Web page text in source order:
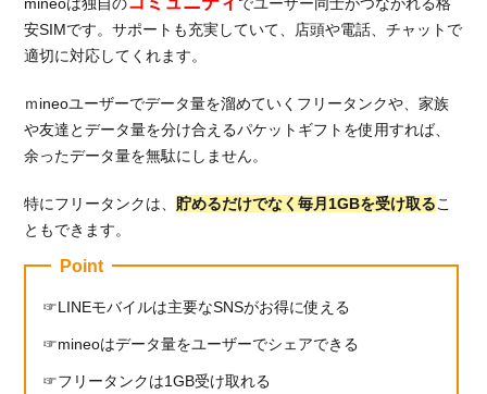
mineoは独自の
でユーザー同士がつながれる格
安SIMです。サポートも充実していて、店頭や電話、チャットで
適切に対応してくれます。
ｍineoユーザーでデータ量を溜めていくフリータンクや、家族
や友達とデータ量を分け合えるパケットギフトを使用すれば、
余ったデータ量を無駄にしません。
特にフリータンクは、 貯めるだけでなく毎月1GBを受け取るこ
ともできます。
Point
LINEモバイルは主要なSNSがお得に使える
mineoはデータ量をユーザーでシェアできる
フリータンクは1GB受け取れる